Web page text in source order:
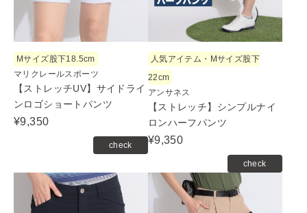
Mサイズ股下18.5cm
マリクレールスポーツ
【ストレッチUV】サイドライ
ンロゴショートパンツ
¥9,350
check
人気アイテム・Mサイズ股下
22cm
アンサネス
【ストレッチ】シンプルナイ
ロンハーフパンツ
¥9,350
check